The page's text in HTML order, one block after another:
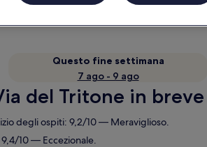
Questo fine settimana
7 ago - 9 ago
del Tritone in breve
degli ospiti: 9,2/10 — Meraviglioso.
10 — Eccezionale.